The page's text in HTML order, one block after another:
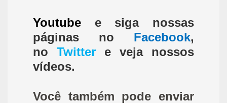
Youtube e siga nossas
páginas no Facebook,
no Twitter e veja nossos
vídeos.
Você também pode enviar